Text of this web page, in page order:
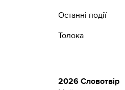
Останні події
Толока
2026 Словотвір